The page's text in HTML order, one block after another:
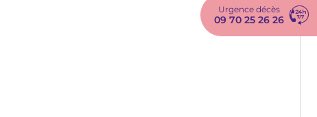
Urgence décès
09 70 25 26 26